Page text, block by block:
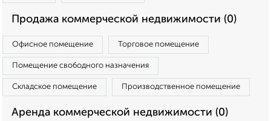
Продажа коммерческой недвижимости (0)
Офисное помещение Торговое помещение
Помещение свободного назначения
Складское помещение Производственное помещение
Аренда коммерческой недвижимости (0)